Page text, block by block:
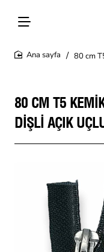
80 cm
80 CM T5
DIŞLI AÇIK